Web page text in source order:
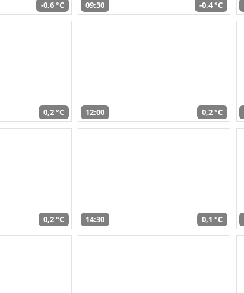
-0,6 °C 09:30 -0,4 °C
0,2 °C 12:00 0,2 °C
0,2 °C 14:30 0,1 °C